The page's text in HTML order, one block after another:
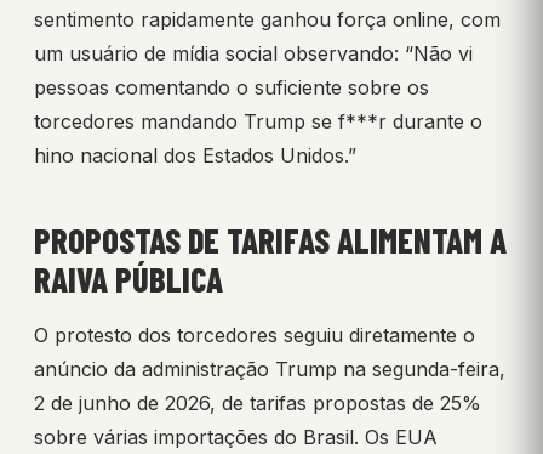
sentimento rapidamente ganhou força online, com
um usuário de mídia social observando: “Não vi
pessoas comentando o suficiente sobre os
torcedores mandando Trump se f***r durante o
hino nacional dos Estados Unidos.”
PROPOSTAS DE TARIFAS ALIMENTAM A
RAIVA PÚBLICA
O protesto dos torcedores seguiu diretamente o
anúncio da administração Trump na segunda-feira,
2 de junho de 2026, de tarifas propostas de 25%
sobre várias importações do Brasil. Os EUA